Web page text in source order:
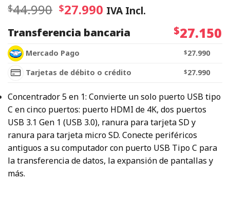
$44.990 $27.990 IVA Incl.
Transferencia bancaria
$27.150
Mercado Pago $27.990
Tarjetas de débito o crédito
$27.990
Concentrador 5 en 1: Convierte un solo puerto USB tipo
C en cinco puertos: puerto HDMI de 4K, dos puertos
USB 3.1 Gen 1 (USB 3.0), ranura para tarjeta SD y
ranura para tarjeta micro SD. Conecte periféricos
antiguos a su computador con puerto USB Tipo C para
la transferencia de datos, la expansión de pantallas y
más.